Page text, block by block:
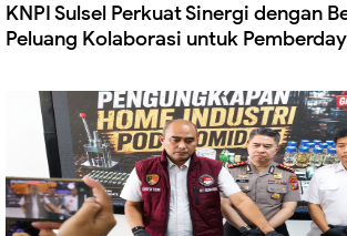
‎KNPI Sulsel Perkuat Sinergi dengan
Peluang Kolaborasi untuk